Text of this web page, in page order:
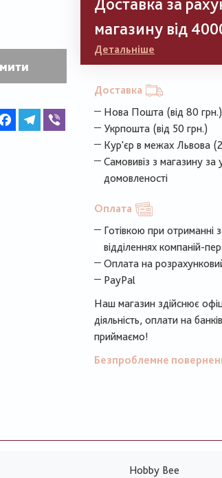
FacebookTelegram
магазину від
Детальніше
Доставка
Нова Пошта (від 80 грн.)
Укрпошта (від 50 грн.)
Кур'єр в межах Львова
Самовивіз з магазину
домовленості
Оплата
Готівкою при отриманні
відділеннях компаній-
Оплата на
PayPal
Наш магазин здійснює
діяльність, оплати на
приймаємо!
Безпроблемне
Hobby Bee